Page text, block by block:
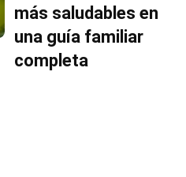
más saludables en
una guía familiar
completa